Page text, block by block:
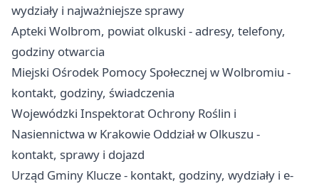
wydziały i najważniejsze sprawy
Apteki Wolbrom, powiat olkuski - adresy, telefony,
godziny otwarcia
Miejski Ośrodek Pomocy Społecznej w Wolbromiu -
kontakt, godziny, świadczenia
Wojewódzki Inspektorat Ochrony Roślin i
Nasiennictwa w Krakowie Oddział w Olkuszu -
kontakt, sprawy i dojazd
Urząd Gminy Klucze - kontakt, godziny, wydziały i e-